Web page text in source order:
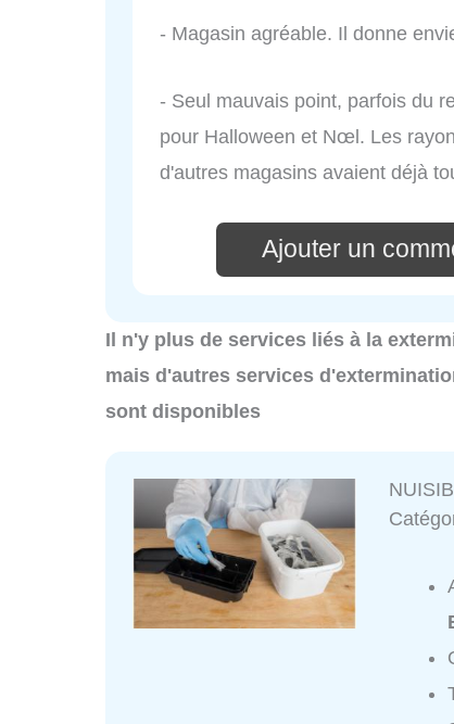
- Magasin agréable. Il donne
- Seul mauvais point, parfois du
pour Halloween et Nœl. Les
d'autres magasins avaient déjà
Ajouter un
Il n'y plus de services liés à la
mais d'autres services
sont disponibles